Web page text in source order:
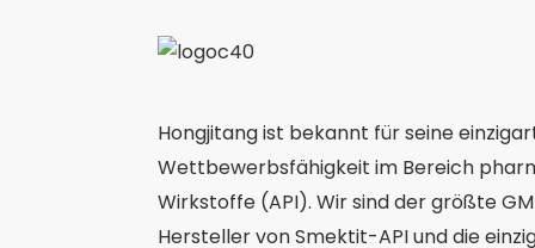
Hongjitang ist bekannt für seine
Wettbewerbsfähigkeit im Bereich
Wirkstoffe (API). Wir sind der größte
Hersteller von Smektit-API und die